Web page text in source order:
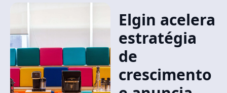
Elgin acelera
estratégia
de
crescimento